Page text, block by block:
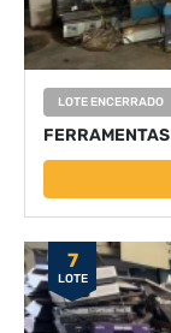
LOTE ENCERRADO
FERRAMENTAS
7
LOTE